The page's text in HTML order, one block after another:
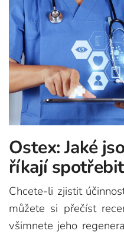
Ostex: Jaké
říkají
Chcete-li zjistit
můžete si přečíst
všimnete jeho